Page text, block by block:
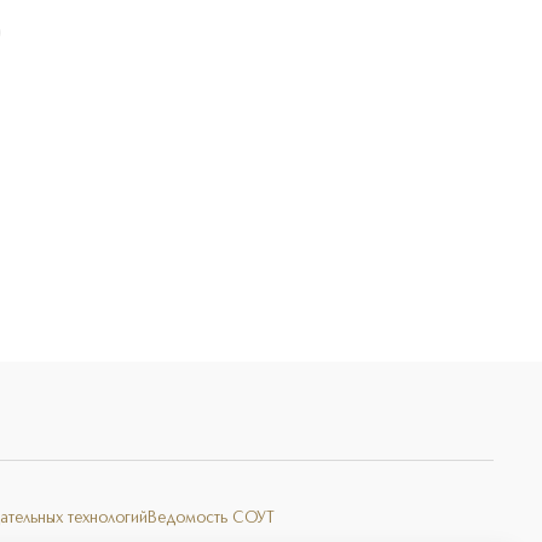
технологий Ведомость СОУТ